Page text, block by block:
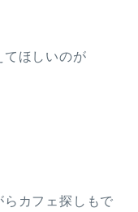
てほしいのが
カフェ探しもで